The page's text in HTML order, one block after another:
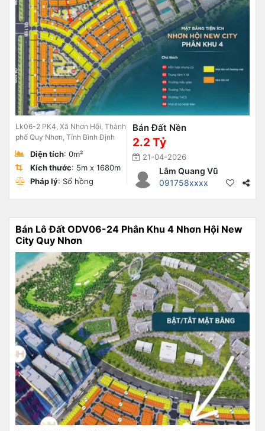
Lk06-2 PK4, Xã Nhơn Hội, Thành
phố Quy Nhơn, Tỉnh Bình Định
Diện tích: 0m²
Kích thước: 5m x 1680m
Pháp lý: Sổ hồng
Bán Đất Nền
2.2 Tỷ
21-04-2026
Lâm Quang Vũ
091758xxxx
Bán Lô Đất ODV06-24 Phân Khu 4 Nhơn Hội New
City Quy Nhơn